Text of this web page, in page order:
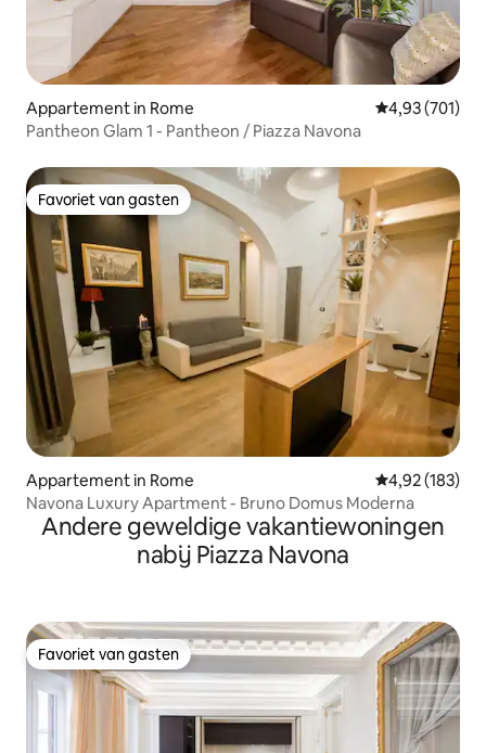
Appartement in Rome Gemiddelde
4,93 (701)
Pantheon Glam 1 - Pantheon / Piazza Navona
Favoriet van gasten
Favoriet van gasten
Appartement in Rome Gemiddelde
4,92 (183)
Navona Luxury Apartment - Bruno Domus Moderna
Andere geweldige vakantiewoningen
nabij Piazza Navona
Favoriet van gasten
Favoriet van gasten